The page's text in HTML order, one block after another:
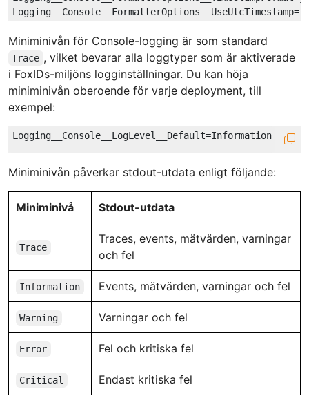
Miniminivån för Console-logging är som standard
Trace , vilket bevarar alla loggtyper som är aktiverade
i FoxIDs-miljöns logginställningar. Du kan höja
miniminivån oberoende för varje deployment, till
exempel:
Logging__Console__LogLevel__Default=Information
Miniminivån påverkar stdout-utdata enligt följande:
Miniminivå Stdout-utdata
Trace
Traces, events, mätvärden, varningar
och fel
Information Events, mätvärden, varningar och fel
Warning Varningar och fel
Error Fel och kritiska fel
Critical Endast kritiska fel